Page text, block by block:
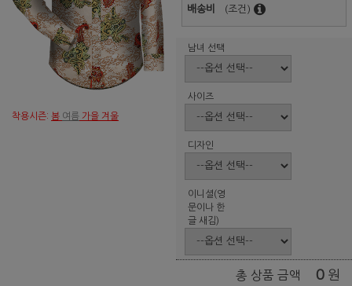
착용시즌: 봄 여름 가을 겨울
배송비 (조건)
남녀 선택
사이즈
디자인
이니셜(영
문이나 한
글 새김)
총 상품 금액 0 원